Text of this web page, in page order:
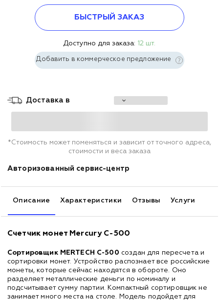
БЫСТРЫЙ ЗАКАЗ
Доступно для заказа: 12 шт.
Добавить в коммерческое предложение
Доставка в
*Стоимость может поменяться и зависит от точного адреса,
стоимости и веса заказа
Авторизованный сервис-центр
Описание Характеристики Отзывы Услуги
Счетчик монет Mercury C-500
Сортировщик MERTECH С-500 создан для пересчета и
сортировки монет. Устройство распознает все российские
монеты, которые сейчас находятся в обороте. Оно
разделяет металлические деньги по номиналу и
подсчитывает сумму партии. Компактный сортировщик не
занимает много места на столе. Модель подойдет для